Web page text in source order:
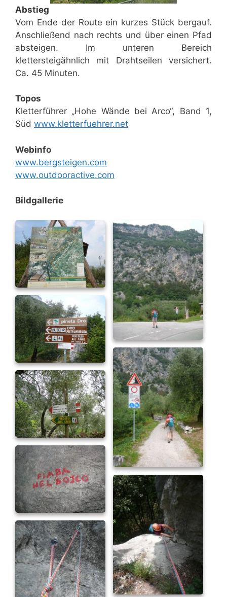
Abstieg
Vom Ende der Route ein kurzes Stück bergauf.
Anschließend nach rechts und über einen Pfad
absteigen. Im unteren Bereich
klettersteigähnlich mit Drahtseilen versichert.
Ca. 45 Minuten.
Topos
Kletterführer „Hohe Wände bei Arco“, Band 1,
Süd www.kletterfuehrer.net
Webinfo
www.bergsteigen.com
www.outdooractive.com
Bildgallerie